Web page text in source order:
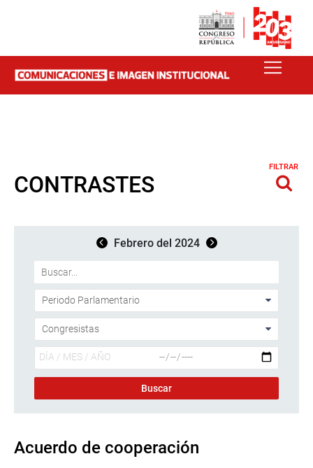
CONTRASTES
FILTRAR
Febrero del 2024
Acuerdo de cooperación